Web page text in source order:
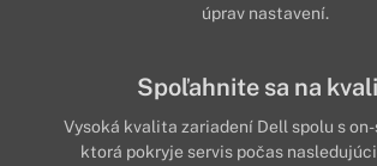
úprav nastavení.
Spoľahnite sa na
Vysoká kvalita zariadení Dell spolu s
ktorá pokryje servis počas